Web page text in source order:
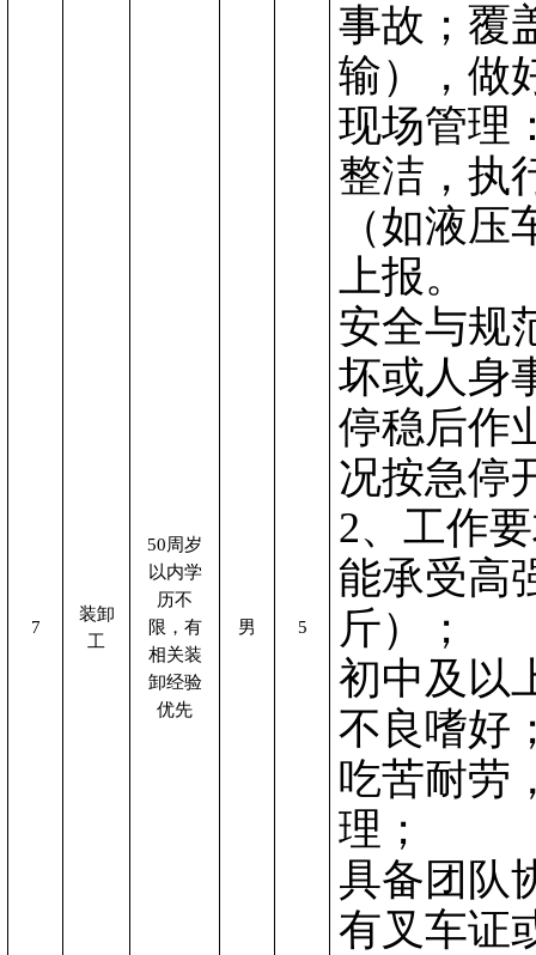
7
装卸
工
50周岁
以内学
历不
限，有
相关装
卸经验
优先
男 5
事故 ； 覆
输），做
现场管理‌
整洁，执
（如液
上报。
安全与规
坏或人身
停稳后作
况按急停
2、工作
能承受高
斤）；
初中及以
不良嗜好
吃苦耐劳
理 ；
具备团队
有叉车证